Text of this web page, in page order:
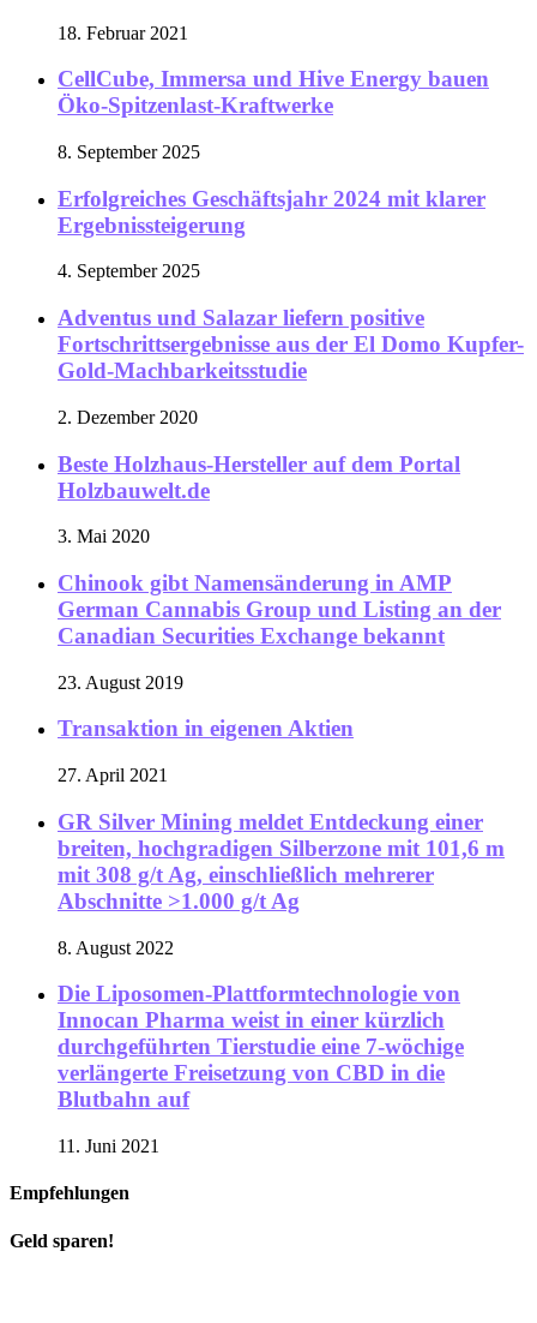
18. Februar 2021
CellCube, Immersa und Hive Energy bauen
Öko-Spitzenlast-Kraftwerke
8. September 2025
Erfolgreiches Geschäftsjahr 2024 mit klarer
Ergebnissteigerung
4. September 2025
Adventus und Salazar liefern positive
Fortschrittsergebnisse aus der El Domo Kupfer-
Gold-Machbarkeitsstudie
2. Dezember 2020
Beste Holzhaus-Hersteller auf dem Portal
Holzbauwelt.de
3. Mai 2020
Chinook gibt Namensänderung in AMP
German Cannabis Group und Listing an der
Canadian Securities Exchange bekannt
23. August 2019
Transaktion in eigenen Aktien
27. April 2021
GR Silver Mining meldet Entdeckung einer
breiten, hochgradigen Silberzone mit 101,6 m
mit 308 g/t Ag, einschließlich mehrerer
Abschnitte >1.000 g/t Ag
8. August 2022
Die Liposomen-Plattformtechnologie von
Innocan Pharma weist in einer kürzlich
durchgeführten Tierstudie eine 7-wöchige
verlängerte Freisetzung von CBD in die
Blutbahn auf
11. Juni 2021
Empfehlungen
Geld sparen!